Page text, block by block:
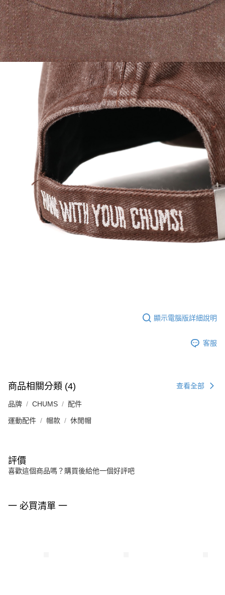
顯示電腦版詳細說明
客服
商品相關分類 (4) 查看全部
品牌 CHUMS 配件
運動配件 帽款 休閒帽
評價
喜歡這個商品嗎？購買後給他一個好評吧
一 必買清單 一